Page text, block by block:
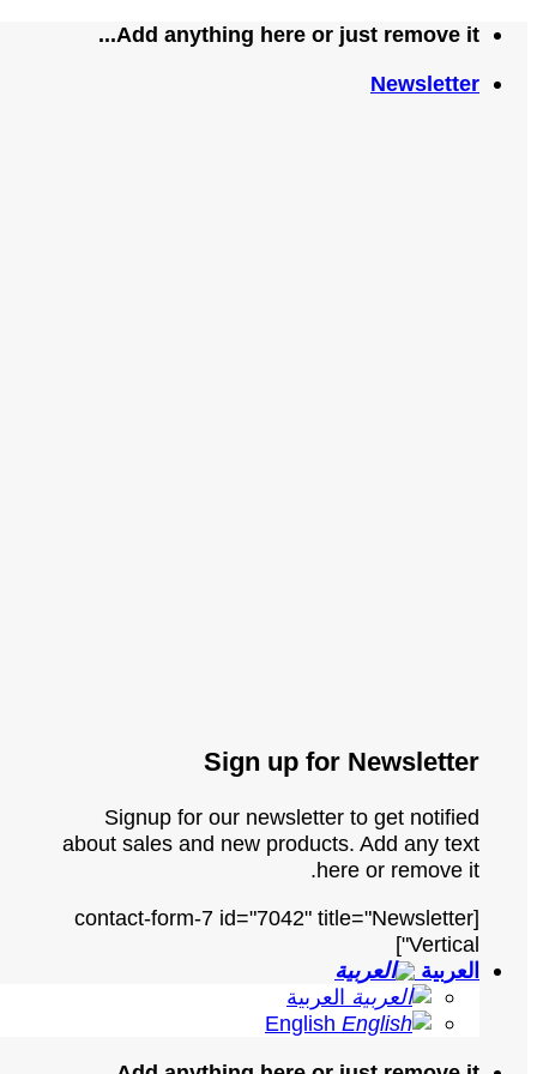
تخطيAdd anything here or just remove it...
Newsletter
Sign up for Newsletter
Signup for our newsletter to get notified
about sales and new products. Add any text
here or remove it.
[contact-form-7 id="7042" title="Newsletter
Vertical"]
العربية
العربية